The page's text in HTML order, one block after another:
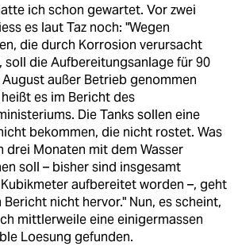
ich schon gewartet. Vor zwei
es laut Taz noch: "Wegen
die durch Korrosion verursacht
soll die Aufbereitungsanlage für 90
außer Betrieb genommen
es im Bericht des
Die Tanks sollen eine
bekommen, die nicht rostet. Was
drei Monaten mit dem Wasser
soll – bisher sind insgesamt
aufbereitet worden –, geht
Bericht nicht hervor." Nun, es scheint,
mittlerweile eine einigermassen
Loesung gefunden.